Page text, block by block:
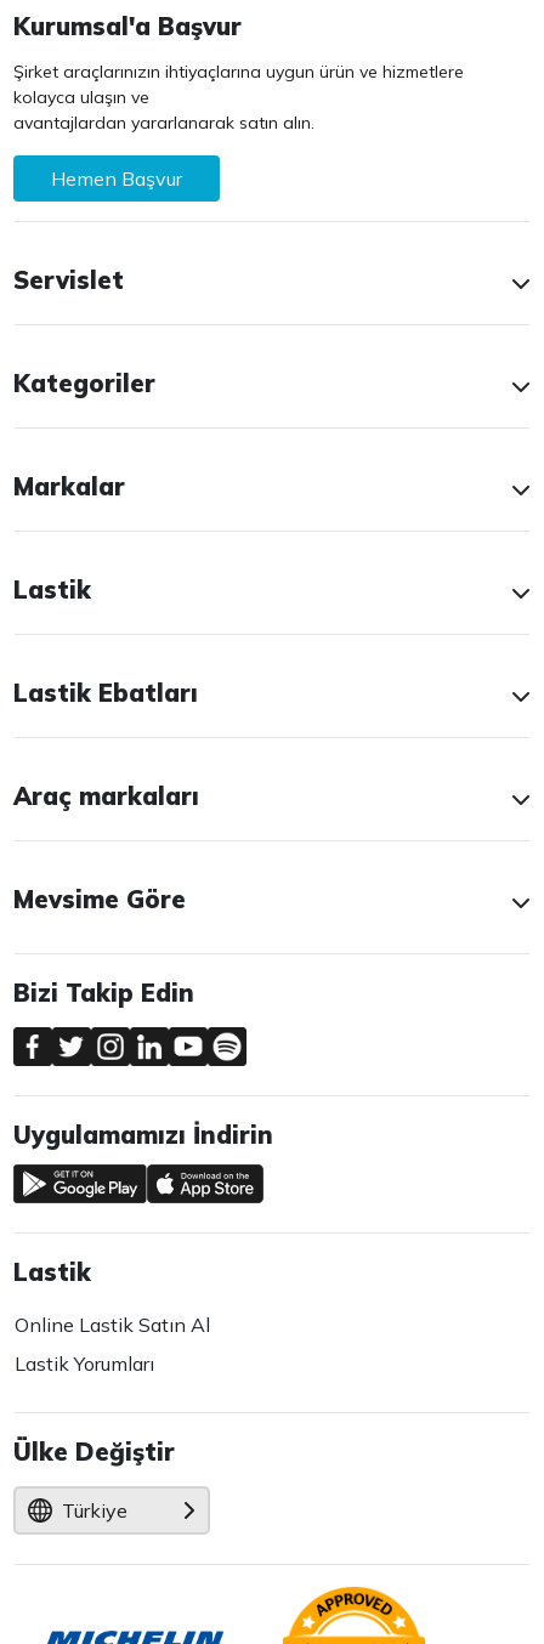
Kurumsal'a Başvur
Şirket araçlarınızın ihtiyaçlarına uygun ürün ve hizmetlere
kolayca ulaşın ve
avantajlardan yararlanarak satın alın.
Hemen Başvur
Servislet
Kategoriler
Markalar
Lastik
Lastik Ebatları
Araç markaları
Mevsime Göre
Bizi Takip Edin
Uygulamamızı İndirin
Lastik
Online Lastik Satın Al
Lastik Yorumları
Ülke Değiştir
Türkiye